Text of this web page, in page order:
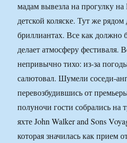
мадам вывезла на прогулку на
детской коляске. Тут же
бриллиантах. Все как
делает атмосферу фестиваля.
непривычно тихо: из-за
салютовал. Шумели соседи-
перевозбудившись от
полуночи гости собрались на
яхте John Walker and Sons
которая значилась как прием